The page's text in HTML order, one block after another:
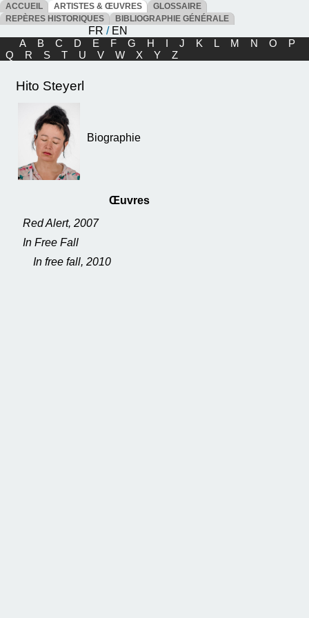
ACCUEIL ARTISTES & ŒUVRES
GLOSSAIRE
REPÈRES HISTORIQUES
BIBLIOGRAPHIE GÉNÉRALE
FR / EN
A
B C D E F G H I J K L M N O
P
Q
R S T U V W X Y Z